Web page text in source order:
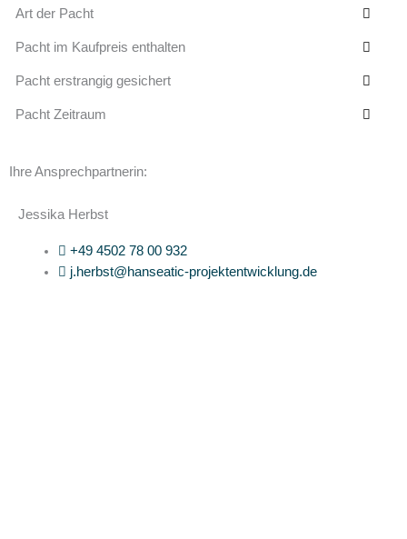
Art der Pacht
Pacht im Kaufpreis enthalten
Pacht erstrangig gesichert
Pacht Zeitraum
Ihre Ansprechpartnerin:
Jessika Herbst
+49 4502 78 00 932
j.herbst@hanseatic-projektentwicklung.de